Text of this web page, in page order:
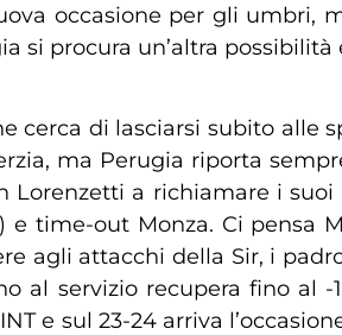
occasione per gli umbri,
si procura un’altra possibilità
cerca di lasciarsi subito alle
ma Perugia riporta
Lorenzetti a richiamare i
e time-out Monza. Ci
agli attacchi della Sir, i
al servizio recupera fino al
e sul 23-24 arriva